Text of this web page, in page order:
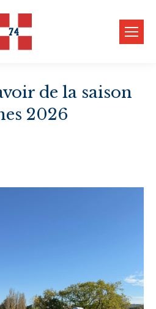
de la saison
2026